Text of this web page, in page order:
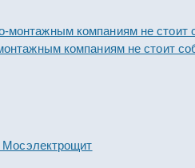
компаниям не стоит
Мосэлектрощит